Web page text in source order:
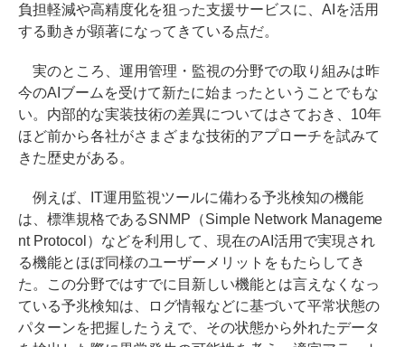
負担軽減や高精度化を狙った支援サービスに、AIを活用
する動きが顕著になってきている点だ。
実のところ、運用管理・監視の分野での取り組みは昨
今のAIブームを受けて新たに始まったということでもな
い。内部的な実装技術の差異についてはさておき、10年
ほど前から各社がさまざまな技術的アプローチを試みて
きた歴史がある。
例えば、IT運用監視ツールに備わる予兆検知の機能
は、標準規格であるSNMP（Simple Network Manageme
nt Protocol）などを利用して、現在のAI活用で実現され
る機能とほぼ同様のユーザーメリットをもたらしてき
た。この分野ではすでに目新しい機能とは言えなくなっ
ている予兆検知は、ログ情報などに基づいて平常状態の
パターンを把握したうえで、その状態から外れたデータ